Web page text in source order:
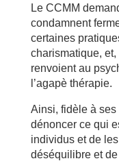
Le CCMM
condamnent
certaines
charismatique,
renvoient au
l’agapè thérapie.
Ainsi, fidèle à
dénoncer ce qui
individus et de
déséquilibre et